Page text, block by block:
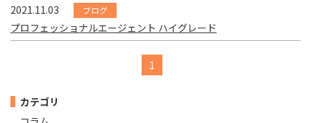
2021.11.03 ブログ
プロフェッショナルエージェント ハイグレード
1
カテゴリ